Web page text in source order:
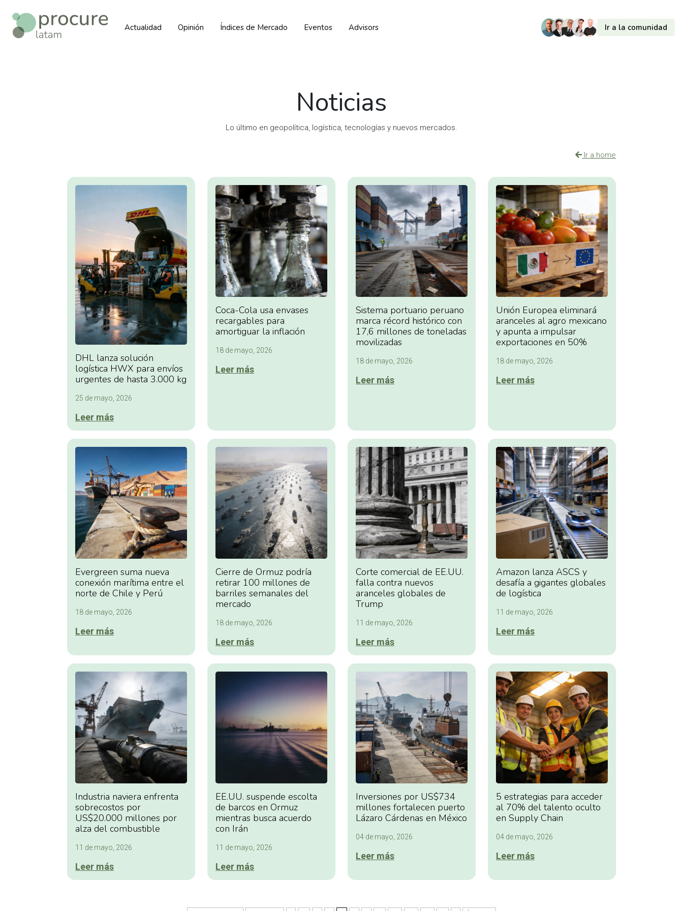
Actualidad Opinión Índices de Mercado Eventos Advisors Ir a la comunidad
Noticias
Lo último en geopolítica, logística, tecnologías y nuevos mercados.
Ir a home
DHL lanza solución
logística HWX para envíos
urgentes de hasta 3.000 kg
25 de mayo, 2026
Leer más
Coca-Cola usa envases
recargables para
amortiguar la inflación
18 de mayo, 2026
Leer más
Sistema portuario peruano
marca récord histórico con
17,6 millones de toneladas
movilizadas
18 de mayo, 2026
Leer más
Unión Europea eliminará
aranceles al agro mexicano
y apunta a impulsar
exportaciones en 50%
18 de mayo, 2026
Leer más
Evergreen suma nueva
conexión marítima entre el
norte de Chile y Perú
18 de mayo, 2026
Leer más
Cierre de Ormuz podría
retirar 100 millones de
barriles semanales del
mercado
18 de mayo, 2026
Leer más
Corte comercial de EE.UU.
falla contra nuevos
aranceles globales de
Trump
11 de mayo, 2026
Leer más
Amazon lanza ASCS y
desafía a gigantes globales
de logística
11 de mayo, 2026
Leer más
Industria naviera enfrenta
sobrecostos por
US$20.000 millones por
alza del combustible
11 de mayo, 2026
Leer más
EE.UU. suspende escolta
de barcos en Ormuz
mientras busca acuerdo
con Irán
11 de mayo, 2026
Leer más
Inversiones por US$734
millones fortalecen puerto
Lázaro Cárdenas en México
04 de mayo, 2026
Leer más
5 estrategias para acceder
al 70% del talento oculto
en Supply Chain
04 de mayo, 2026
Leer más